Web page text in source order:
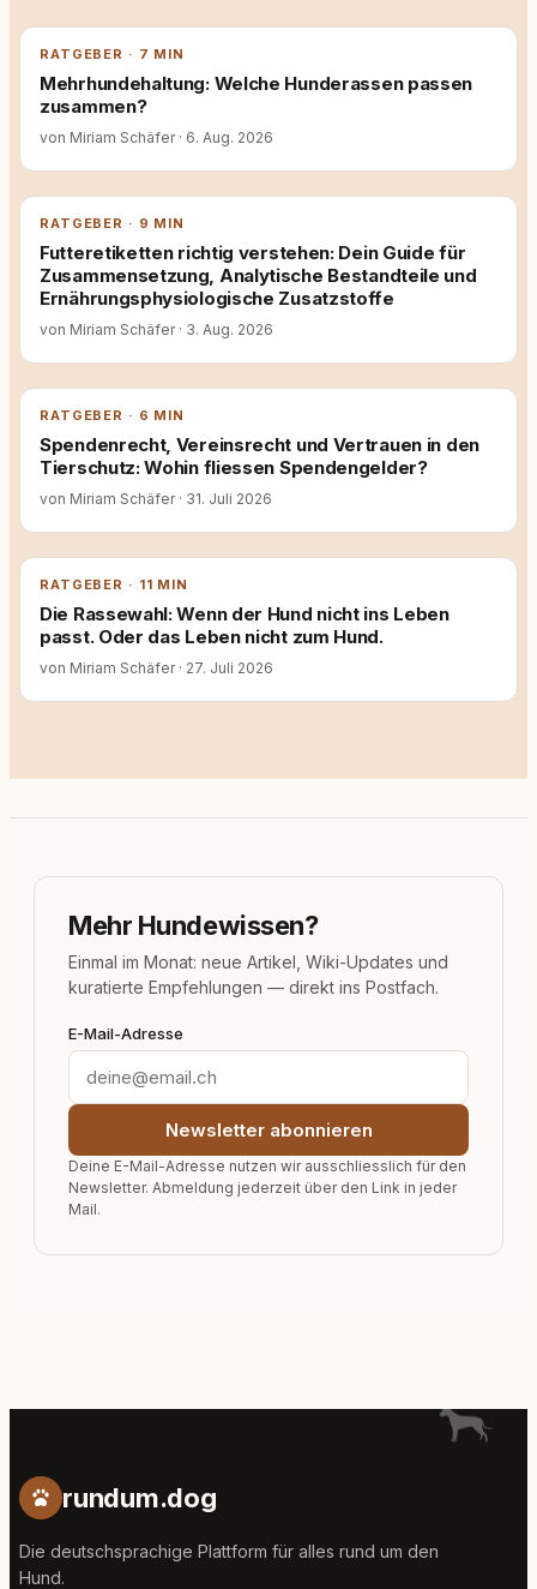
RATGEBER · 7 MIN
Mehrhundehaltung: Welche Hunderassen passen
zusammen?
von Miriam Schäfer · 6. Aug. 2026
RATGEBER · 9 MIN
Futteretiketten richtig verstehen: Dein Guide für
Zusammensetzung, Analytische Bestandteile und
Ernährungsphysiologische Zusatzstoffe
von Miriam Schäfer · 3. Aug. 2026
RATGEBER · 6 MIN
Spendenrecht, Vereinsrecht und Vertrauen in den
Tierschutz: Wohin fliessen Spendengelder?
von Miriam Schäfer · 31. Juli 2026
RATGEBER · 11 MIN
Die Rassewahl: Wenn der Hund nicht ins Leben
passt. Oder das Leben nicht zum Hund.
von Miriam Schäfer · 27. Juli 2026
Mehr Hundewissen?
Einmal im Monat: neue Artikel, Wiki-Updates und
kuratierte Empfehlungen — direkt ins Postfach.
E-Mail-Adresse
Newsletter abonnieren
Deine E-Mail-Adresse nutzen wir ausschliesslich für den
Newsletter. Abmeldung jederzeit über den Link in jeder
Mail.
rundum.dog
Die deutschsprachige Plattform für alles rund um den
Hund.